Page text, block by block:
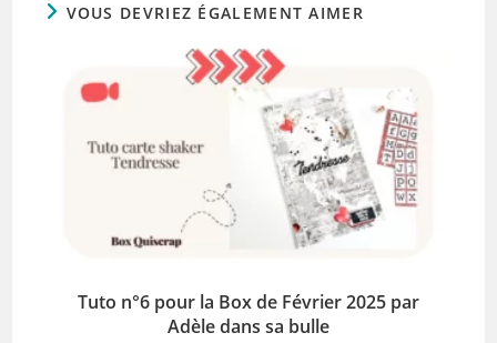
VOUS DEVRIEZ ÉGALEMENT AIMER
Tuto n°6 pour la Box de Février 2025 par
Adèle dans sa bulle